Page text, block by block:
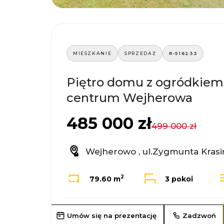
MIESZKANIE SPRZEDAŻ R-516233
Piętro domu z
centrum Wejherowa
485 000 zł499 000 zł
Wejherowo , ul.Zygmunta
79.60 m2 3 pokoi
Umów się na prezentację Zadzwoń